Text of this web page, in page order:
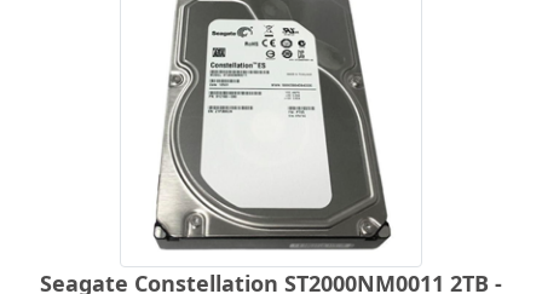
Seagate Constellation ST2000NM0011 2TB -